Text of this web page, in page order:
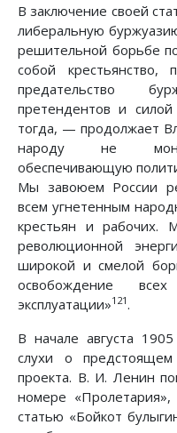
В заключение своей
либеральную
решительной борьбе
собой крестьянство,
предательство
претендентов и
тогда, — продолжает
народу не
обеспечивающую
Мы завоюем России
всем угнетенным
крестьян и рабочих.
революционной
широкой и смелой
освобождение
эксплуатации»121 .
В начале августа
слухи о предстоящем
проекта. В. И. Ленин
номере
статью «Бойкот